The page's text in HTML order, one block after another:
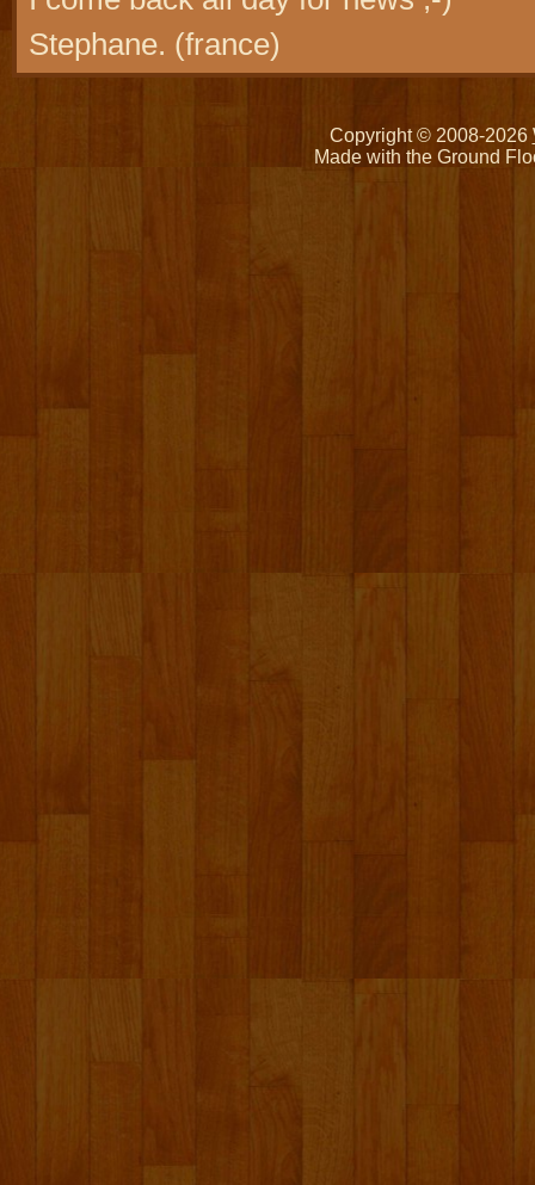
Stephane. (france)
Copyright © 2008-2026
Made with the Ground